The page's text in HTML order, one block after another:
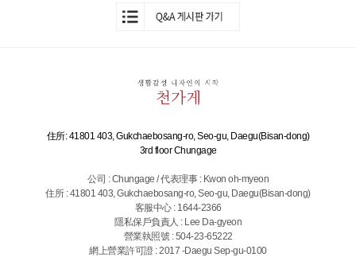
住所: 41801 403, Gukchaebosang-ro, Seo-gu, Daegu(Bisan-dong)
3rd floor Chungage
公司 : Chungage / 代表理事 : Kwon oh-myeon
住所 : 41801 403, Gukchaebosang-ro, Seo-gu, Daegu(Bisan-dong)
客服中心 : 1644-2366
隱私保戶負責人 : Lee Da-gyeon
營業執照號 : 504-23-65222
網上營業許可證 : 2017 -Daegu Sep-gu-0100